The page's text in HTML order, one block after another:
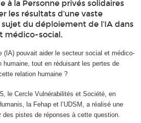
à la Personne privés solidaires
les résultats d’une vaste
du déploiement de l’IA dans
médico-social.
(IA) pouvait aider le secteur social et médico-
humaine, tout en réduisant les pertes de
relation humaine ?
le Cercle Vulnérabilités et Société, en
la Fehap et l’UDSM, a réalisé une
des pistes de réponses à cette question.